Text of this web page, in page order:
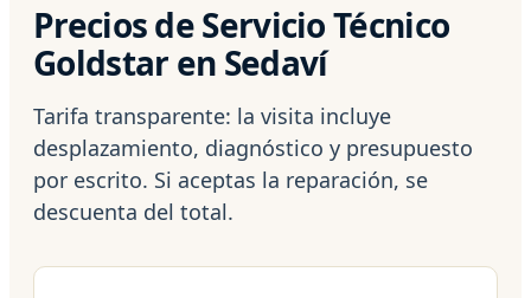
Precios de Servicio Técnico
Goldstar en Sedaví
Tarifa transparente: la visita incluye
desplazamiento, diagnóstico y presupuesto
por escrito. Si aceptas la reparación, se
descuenta del total.